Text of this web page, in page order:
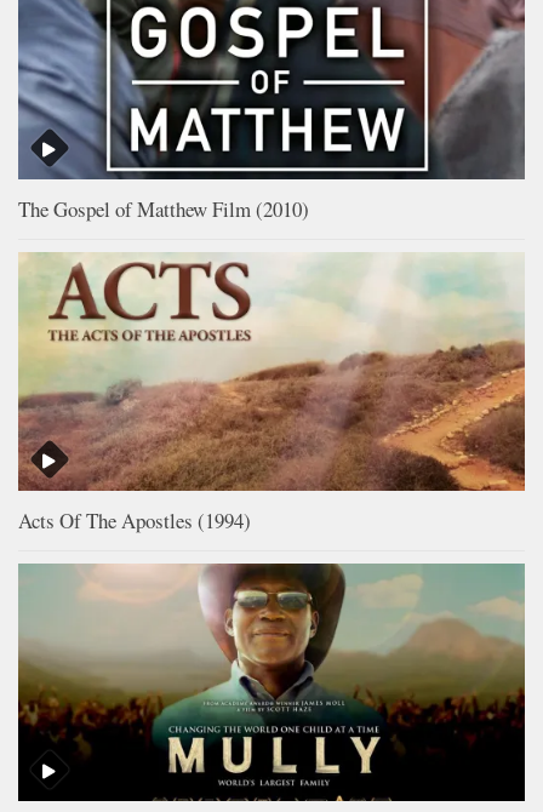
The Gospel of Matthew Film (2010)
Acts Of The Apostles (1994)